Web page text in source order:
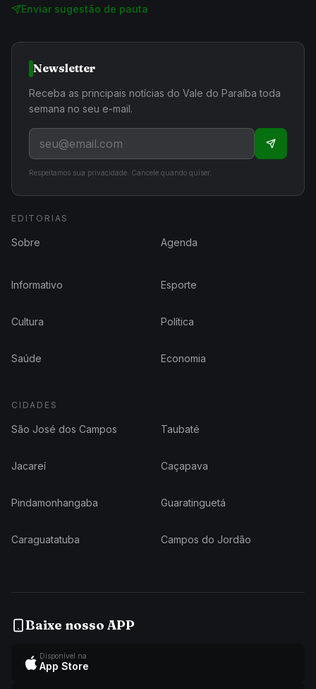
Enviar sugestão de pauta
Newsletter
Receba as principais notícias do Vale do Paraíba toda
semana no seu e-mail.
Respeitamos sua privacidade. Cancele quando quiser.
EDITORIAS
Sobre Agenda
Informativo Esporte
Cultura Política
Saúde Economia
CIDADES
São José dos Campos Taubaté
Jacareí Caçapava
Pindamonhangaba Guaratinguetá
Caraguatatuba Campos do Jordão
Baixe nosso APP
Disponível na
App Store